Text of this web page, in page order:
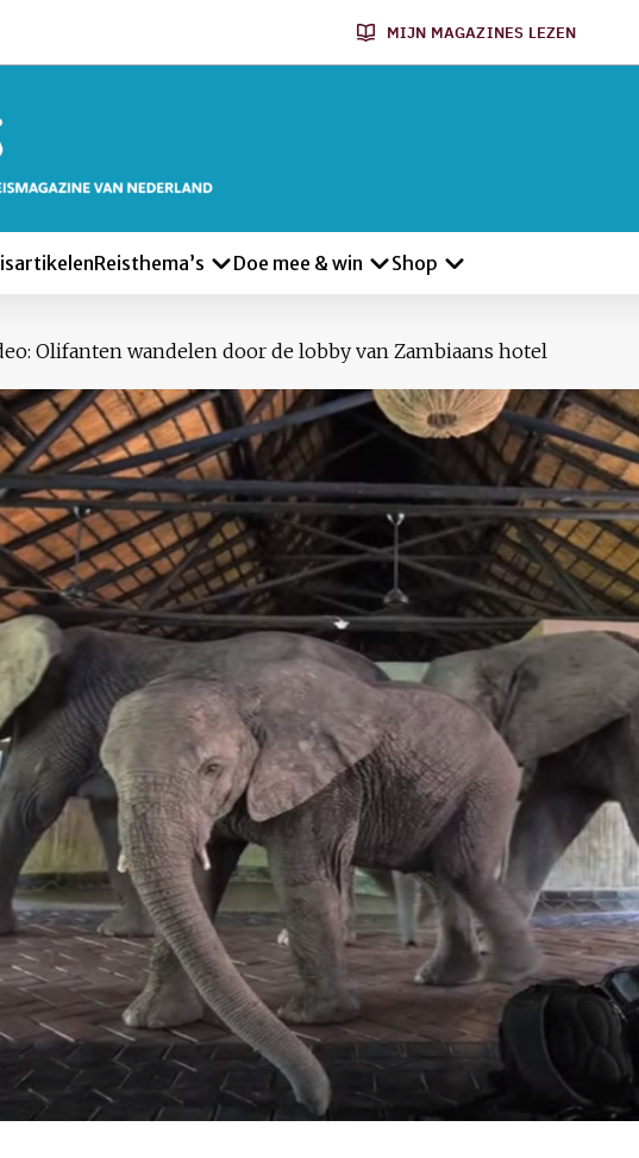
MIJN MAGAZINES LEZEN
Reisthema’s Doe mee & win Shop
Olifanten wandelen door de lobby van Zambiaans hotel